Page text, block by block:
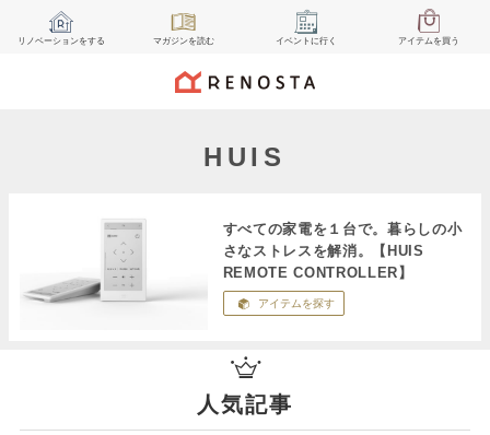
リノベーションをする マガジンを読む イベント に行く アイテムを買う
HUIS
すべての家電を１台で。暮らしの小
さなストレスを解消。【HUIS
REMOTE CONTROLLER】
アイテムを探す
人気記事